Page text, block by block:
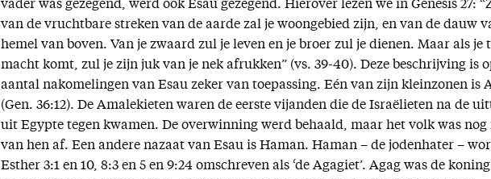
vader was gezegend, werd ook Esau gezegend. Hierover lezen we in Genesis 27:
van de vruchtbare streken van de aarde zal je woongebied zijn, en van de dauw
hemel van boven. Van je zwaard zul je leven en je broer zul je dienen. Maar als je
macht komt, zul je zijn juk van je nek afrukken” (vs. 39-40). Deze beschrijving is
aantal nakomelingen van Esau zeker van toepassing. Eén van zijn kleinzonen is
(Gen. 36:12). De Amalekieten waren de eerste vijanden die de Israëlieten na de
uit Egypte tegen kwamen. De overwinning werd behaald, maar het volk was nog
van hen af. Een andere nazaat van Esau is Haman. Haman – de jodenhater –
Esther 3:1 en 10, 8:3 en 5 en 9:24 omschreven als ‘de Agagiet’. Agag was de